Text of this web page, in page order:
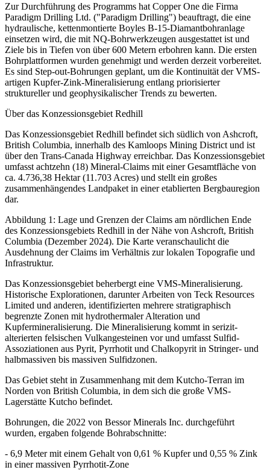
Zur Durchführung des Programms hat Copper One die Firma
Paradigm Drilling Ltd. ("Paradigm Drilling") beauftragt, die eine
hydraulische, kettenmontierte Boyles B-15-Diamantbohranlage
einsetzen wird, die mit NQ-Bohrwerkzeugen ausgestattet ist und
Ziele bis in Tiefen von über 600 Metern erbohren kann. Die ersten
Bohrplattformen wurden genehmigt und werden derzeit vorbereitet.
Es sind Step-out-Bohrungen geplant, um die Kontinuität der VMS-
artigen Kupfer-Zink-Mineralisierung entlang priorisierter
struktureller und geophysikalischer Trends zu bewerten.
Über das Konzessionsgebiet Redhill
Das Konzessionsgebiet Redhill befindet sich südlich von Ashcroft,
British Columbia, innerhalb des Kamloops Mining District und ist
über den Trans-Canada Highway erreichbar. Das Konzessionsgebiet
umfasst achtzehn (18) Mineral-Claims mit einer Gesamtfläche von
ca. 4.736,38 Hektar (11.703 Acres) und stellt ein großes
zusammenhängendes Landpaket in einer etablierten Bergbauregion
dar.
Abbildung 1: Lage und Grenzen der Claims am nördlichen Ende
des Konzessionsgebiets Redhill in der Nähe von Ashcroft, British
Columbia (Dezember 2024). Die Karte veranschaulicht die
Ausdehnung der Claims im Verhältnis zur lokalen Topografie und
Infrastruktur.
Das Konzessionsgebiet beherbergt eine VMS-Mineralisierung.
Historische Explorationen, darunter Arbeiten von Teck Resources
Limited und anderen, identifizierten mehrere stratigraphisch
begrenzte Zonen mit hydrothermaler Alteration und
Kupfermineralisierung. Die Mineralisierung kommt in serizit-
alterierten felsischen Vulkangesteinen vor und umfasst Sulfid-
Assoziationen aus Pyrit, Pyrrhotit und Chalkopyrit in Stringer- und
halbmassiven bis massiven Sulfidzonen.
Das Gebiet steht in Zusammenhang mit dem Kutcho-Terran im
Norden von British Columbia, in dem sich die große VMS-
Lagerstätte Kutcho befindet.
Bohrungen, die 2022 von Bessor Minerals Inc. durchgeführt
wurden, ergaben folgende Bohrabschnitte:
- 6,9 Meter mit einem Gehalt von 0,61 % Kupfer und 0,55 % Zink
in einer massiven Pyrrhotit-Zone